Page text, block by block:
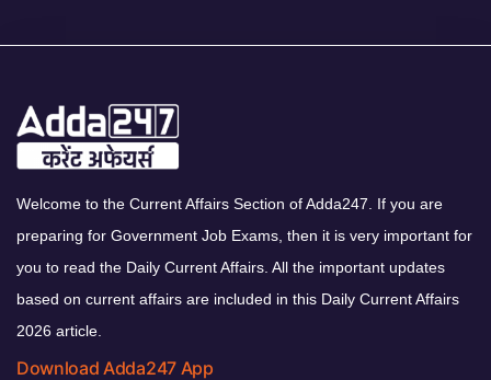
Welcome to the Current Affairs Section of Adda247. If you are
preparing for Government Job Exams, then it is very important for
you to read the Daily Current Affairs. All the important updates
based on current affairs are included in this Daily Current Affairs
2026 article.
Download Adda247 App